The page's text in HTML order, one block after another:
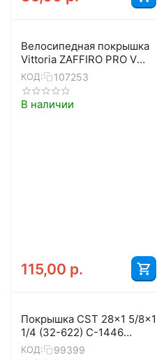
Велосипедная покрышка
Vittoria ZAFFIRO PRO V
G2.0 25-622 (700x25c),
1C, складная (чёрный)
КОД: 107253
В наличии
115,00 р.
Покрышка CST 28x1 5/8x1
1/4 (32-622) C-1446
CONTROL VIVA (чёрный)
КОД: 99399